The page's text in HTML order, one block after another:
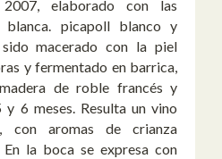
elaborado con las
blanca. picapoll blanco y
macerado con la piel
y fermentado en barrica,
de roble francés y
6 meses. Resulta un vino
con aromas de crianza
la boca se expresa con